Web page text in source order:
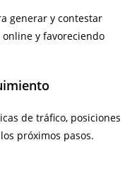
generar y contestar
y favoreciendo
de tráfico, posiciones
próximos pasos.